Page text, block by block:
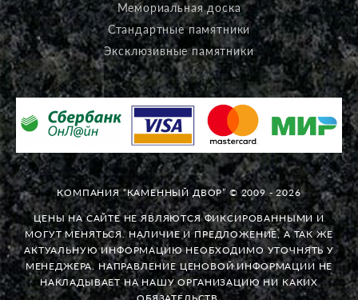
Мемориальная доска
Стандартные памятники
Эксклюзивные памятники
КОМПАНИЯ “КАМЕННЫЙ ДВОР” © 2009 - 2026
ЦЕНЫ НА САЙТЕ НЕ ЯВЛЯЮТСЯ ФИКСИРОВАННЫМИ И
МОГУТ МЕНЯТЬСЯ. НАЛИЧИЕ И ПРЕДЛОЖЕНИЕ, А ТАК ЖЕ
АКТУАЛЬНУЮ ИНФОРМАЦИЮ НЕОБХОДИМО УТОЧНЯТЬ У
МЕНЕДЖЕРА. НАПРАВЛЕНИЕ ЦЕНОВОЙ ИНФОРМАЦИИ НЕ
НАКЛАДЫВАЕТ НА НАШУ ОРГАНИЗАЦИЮ НИ КАКИХ